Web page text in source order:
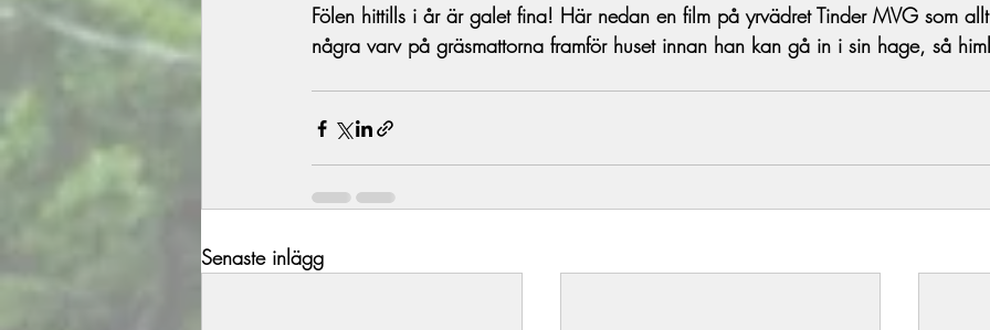
Fölen hittills i år är galet fina! Här nedan en film på yrvädret Tinder MVG som
några varv på gräsmattorna framför huset innan han kan gå in i sin hage, så
Senaste inlägg